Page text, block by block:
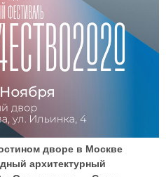
дворе в Москве
архитектурный